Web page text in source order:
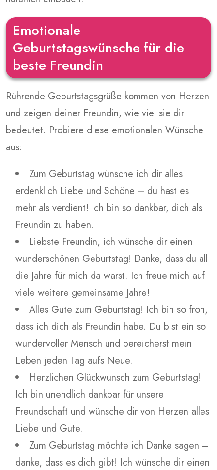
Emotionale
Geburtstagswünsche für die
beste Freundin
Rührende Geburtstagsgrüße kommen von Herzen
und zeigen deiner Freundin, wie viel sie dir
bedeutet. Probiere diese emotionalen Wünsche
aus:
Zum Geburtstag wünsche ich dir alles
erdenklich Liebe und Schöne – du hast es
mehr als verdient! Ich bin so dankbar, dich als
Freundin zu haben.
Liebste Freundin, ich wünsche dir einen
wunderschönen Geburtstag! Danke, dass du all
die Jahre für mich da warst. Ich freue mich auf
viele weitere gemeinsame Jahre!
Alles Gute zum Geburtstag! Ich bin so froh,
dass ich dich als Freundin habe. Du bist ein so
wundervoller Mensch und bereicherst mein
Leben jeden Tag aufs Neue.
Herzlichen Glückwunsch zum Geburtstag!
Ich bin unendlich dankbar für unsere
Freundschaft und wünsche dir von Herzen alles
Liebe und Gute.
Zum Geburtstag möchte ich Danke sagen –
danke, dass es dich gibt! Ich wünsche dir einen